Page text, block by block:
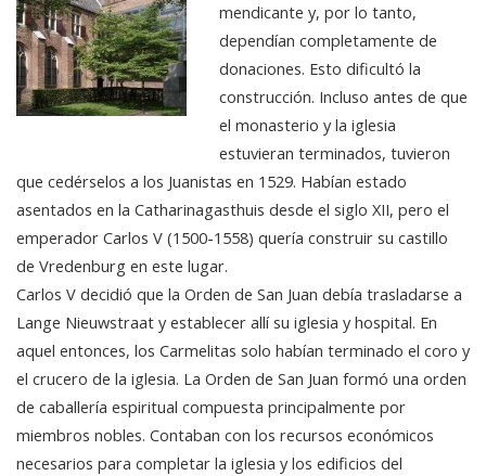
mendicante y, por lo tanto,
dependían completamente de
donaciones. Esto dificultó la
construcción. Incluso antes de que
el monasterio y la iglesia
estuvieran terminados, tuvieron
que cedérselos a los Juanistas en 1529. Habían estado
asentados en la Catharinagasthuis desde el siglo XII, pero el
emperador Carlos V (1500-1558) quería construir su castillo
de Vredenburg en este lugar.
Carlos V decidió que la Orden de San Juan debía trasladarse a
Lange Nieuwstraat y establecer allí su iglesia y hospital. En
aquel entonces, los Carmelitas solo habían terminado el coro y
el crucero de la iglesia. La Orden de San Juan formó una orden
de caballería espiritual compuesta principalmente por
miembros nobles. Contaban con los recursos económicos
necesarios para completar la iglesia y los edificios del